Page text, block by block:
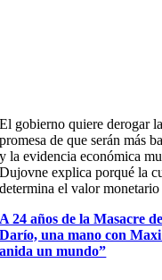
El gobierno quiere derogar
promesa de que serán más
y la evidencia económica
Dujovne explica porqué la
determina el valor
A 24 años de la Masacre
Darío, una mano con
anida un mundo”